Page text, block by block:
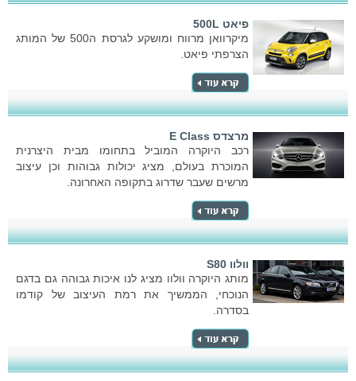
פיאט 500L
מיקרוואן מרווח ומושקע לגרסת ה500 של המותג
הצרפתי פיאט.
מרצדס E Class
רכב היוקרה המוביל בתחומו מבית היצרנית
המוכרת בעולם, מציג יכולות גבוהות וכן עיצוב
מרשים שעבר שדרוג בתקופה האחרונה.
וולוו S80
מותג היוקרה וולוו מציג לנו איכות גבוהה גם בדגם
הנוכחי, הממשיך את רמת העיצוב של קודמו
בסדרה.